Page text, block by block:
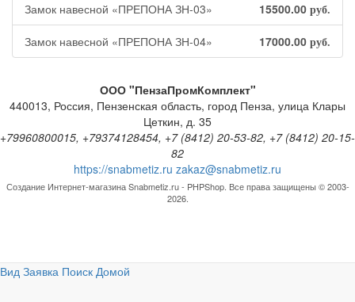
Замок навесной «ПРЕПОНА ЗН-03» 15500.00 руб.
Замок навесной «ПРЕПОНА ЗН-04» 17000.00 руб.
Вид Заявка Поиск Домой
ООО "ПензаПромКомплект"
440013, Россия, Пензенская область, город Пенза, улица Клары
Цеткин, д. 35
+79960800015, +79374128454, +7 (8412) 20-53-82, +7 (8412) 20-15-
82
https://snabmetiz.ru zakaz@snabmetiz.ru
Создание Интернет-магазинаSnabmetiz.ru - PHPShop. Все права защищены © 2003-
2026.